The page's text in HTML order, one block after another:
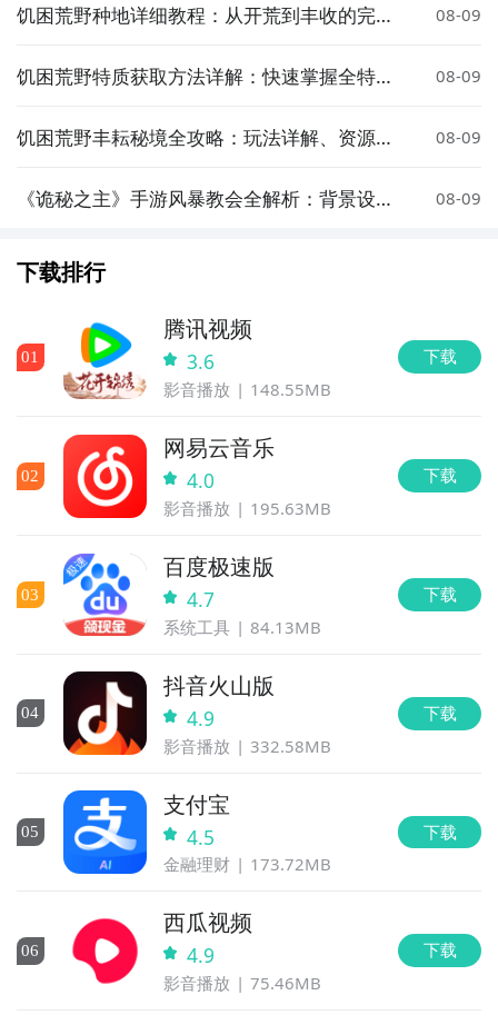
饥困荒野种地详细教程：从开荒到丰收的完整
08-09
饥困荒野特质获取方法详解：快速掌握全特质
08-09
饥困荒野丰耘秘境全攻略：玩法详解、资源分
08-09
《诡秘之主》手游风暴教会全解析：背景设
08-09
下载排行
01
腾讯视频
3.6
影音播放 148.55MB
下载
02
网易云音乐
4.0
影音播放 195.63MB
下载
03
百度极速版
4.7
系统工具 84.13MB
下载
04
抖音火山版
4.9
影音播放 332.58MB
下载
05
支付宝
4.5
金融理财 173.72MB
下载
06
西瓜视频
4.9
影音播放 75.46MB
下载